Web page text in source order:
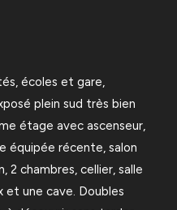
écoles et gare,
plein sud très bien
étage avec ascenseur,
équipée récente, salon
2 chambres, cellier, salle
et une cave. Doubles